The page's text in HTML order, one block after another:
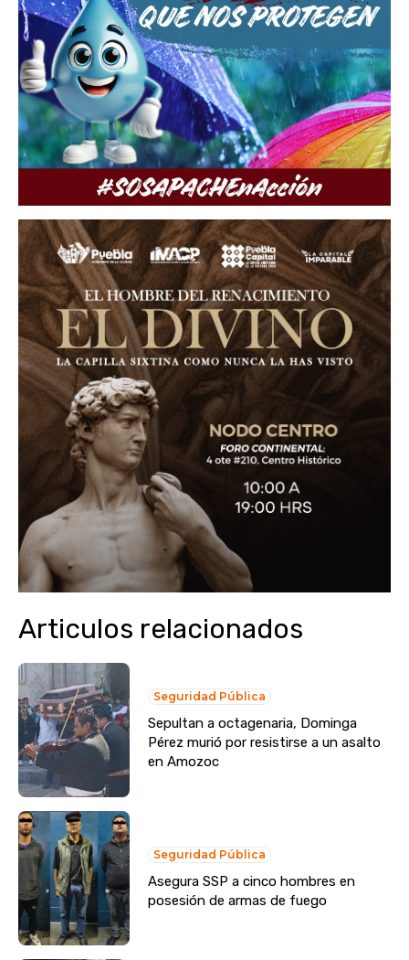
Articulos relacionados
Seguridad Pública
Sepultan a octagenaria, Dominga
Pérez murió por resistirse a un asalto
en Amozoc
Seguridad Pública
Asegura SSP a cinco hombres en
posesión de armas de fuego